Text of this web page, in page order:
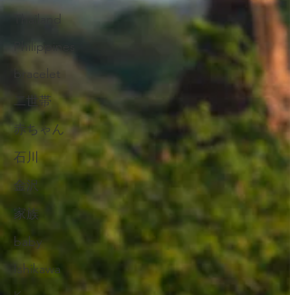
Thailand
Philippines
bracelet
二世帯
赤ちゃん
石川
金沢
家族
baby
Ishikawa